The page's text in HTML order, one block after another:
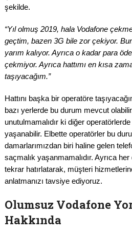
şekilde.
“Yıl olmuş 2019, hala Vodafone
geçtim, bazen 3G bile zor çekiyor.
yarım kalıyor. Ayrıca o kadar para
çekmiyor. Ayrıca hattımı en kısa
taşıyacağım.”
Hattını başka bir operatöre
bazı yerlerde bu durum mevcut
unutulmamalıdır ki diğer
yaşanabilir. Elbette operatörler bu
damarlarımızdan biri haline gelen
saçmalık yaşanmamalıdır. Ayrıca
tekrar hatırlatarak, müşteri
anlatmanızı tavsiye ediyoruz.
Olumsuz Vodafone
Hakkında